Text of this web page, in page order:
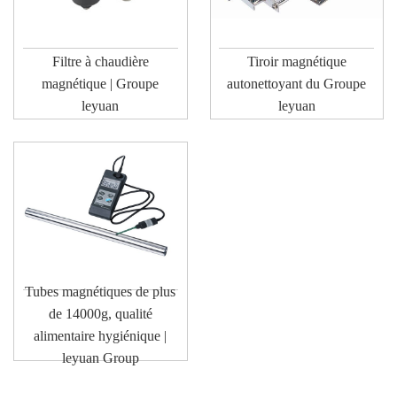
Filtre à chaudière
magnétique | Groupe
leyuan
Tiroir magnétique
autonettoyant du Groupe
leyuan
Tubes magnétiques de plus
de 14000g, qualité
alimentaire hygiénique |
leyuan Group